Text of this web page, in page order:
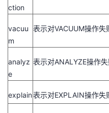
ction
vacuu
m
表示对VACUUM操作失
analyz
e
表示对ANALYZE操作
explain表示对EXPLAIN操作失